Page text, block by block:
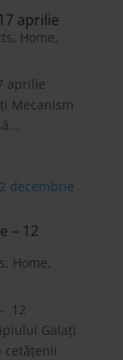
aprilie
, Home,
aprilie
Mecanism
– 12
, Home,
12
Galați
cetățenii